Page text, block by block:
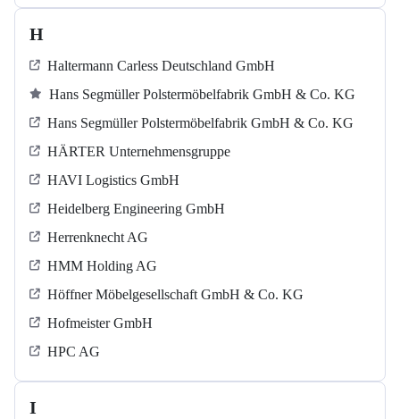
H
Haltermann Carless Deutschland GmbH
Hans Segmüller Polstermöbelfabrik GmbH & Co. KG
Hans Segmüller Polstermöbelfabrik GmbH & Co. KG
HÄRTER Unternehmensgruppe
HAVI Logistics GmbH
Heidelberg Engineering GmbH
Herrenknecht AG
HMM Holding AG
Höffner Möbelgesellschaft GmbH & Co. KG
Hofmeister GmbH
HPC AG
I